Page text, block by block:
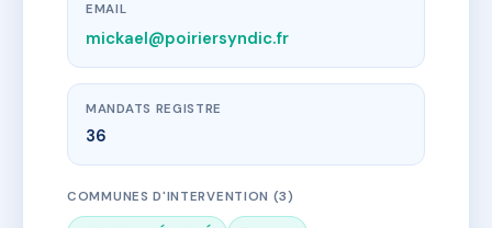
EMAIL
mickael@poiriersyndic.fr
MANDATS REGISTRE
36
COMMUNES D'INTERVENTION (3)